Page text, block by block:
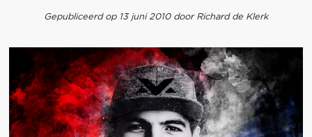
Gepubliceerd op 13 juni 2010 door Richard de Klerk